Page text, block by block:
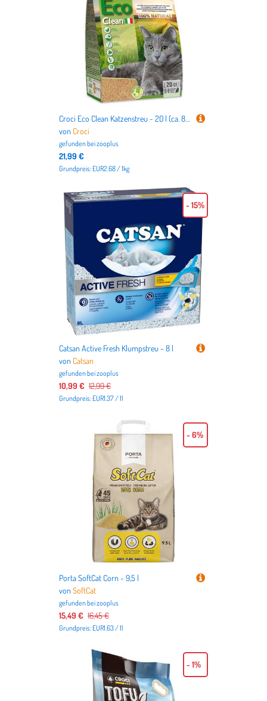
Croci Eco Clean Katzenstreu - 20 l (ca. 8,2 kg)
von Croci
gefunden beizooplus
21,99 €
Grundpreis: EUR2.68 / 1kg
Catsan Active Fresh Klumpstreu - 8 l
von Catsan
gefunden beizooplus
10,99 € 12,99 €
Grundpreis: EUR1.37 / 1l
- 15%
Porta SoftCat Corn - 9,5 l
vonSoftCat
gefunden beizooplus
15,49 € 16,45 €
Grundpreis: EUR1.63 / 1l
- 6%
- 1%